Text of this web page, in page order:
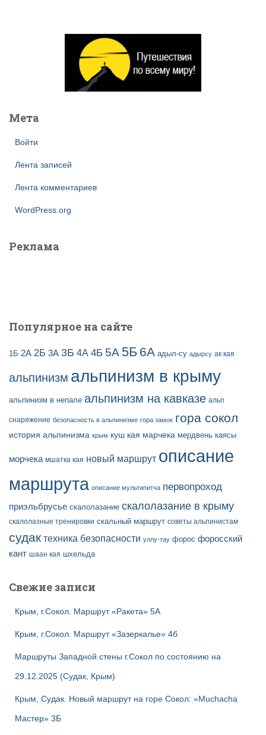
Мета
Войти
Лента записей
Лента комментариев
WordPress.org
Реклама
Популярное на сайте
1Б 2А 2Б 3А 3Б 4А 4Б 5А 5Б 6А адыл-су адырсу ак кая
альпинизм альпинизм в крыму
альпинизм в непале альпинизм на кавказе альп
снаряжение безопасность в альпинизме гора замок гора сокол
история альпинизма крым куш кая марчека мердвень каясы
морчека мшатка кая новый маршрут описание
маршрута описание мультипитча первопроход
приэльбрусье скалолазание скалолазание в крыму
скалолазные тренировки скальный маршрут советы альпинистам
судак техника безопасности уллу-тау форос форосский
кант шаан кая шхельда
Свежие записи
Крым, г.Сокол. Маршрут «Ракета» 5А
Крым, г.Сокол. Маршрут «Зазеркалье» 4б
Маршруты Западной стены г.Сокол по состоянию на
29.12.2025 (Судак, Крым)
Крым, Судак. Новый маршрут на горе Сокол: «Muchacha
Мастер» 3Б